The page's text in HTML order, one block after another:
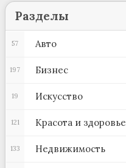
Разделы
Авто
57
Бизнес
197
Искусство
19
Красота и здоровье
121
Недвижимость
133